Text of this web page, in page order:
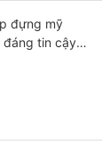
đựng mỹ
đáng tin cậy